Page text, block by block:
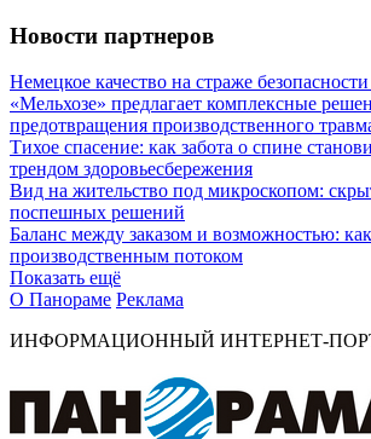
Новости партнеров
Немецкое качество на страже
«Мельхозе» предлагает комплексные
предотвращения производственного
Тихое спасение: как забота о спине
трендом здоровьесбережения
Вид на жительство под микроскопом:
поспешных решений
Баланс между заказом и возможностью:
производственным потоком
Показать ещё
О Панораме Реклама
ИНФОРМАЦИОННЫЙ ИНТЕРНЕТ-